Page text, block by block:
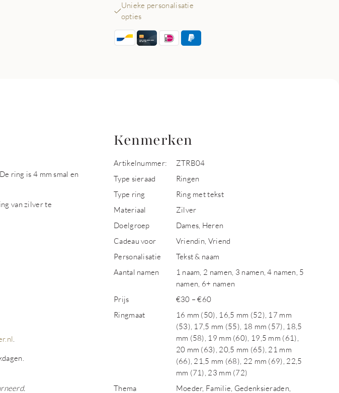
Unieke personalisatie
opties
ring is 4 mm smal en
van zilver te
Kenmerken
Artikelnummer:
ZTRB04
Type sieraad
Ringen
Type ring
Ring met tekst
Materiaal
Zilver
Doelgroep
Dames, Heren
Cadeau voor
Vriendin, Vriend
Personalisatie
Tekst & naam
Aantal namen
1 naam, 2 namen, 3 namen, 4 namen, 5
namen, 6+ namen
Prijs
€30 – €60
Ringmaat
16 mm (50), 16,5 mm (52), 17 mm
(53), 17,5 mm (55), 18 mm (57), 18,5
mm (58), 19 mm (60), 19,5 mm (61),
20 mm (63), 20,5 mm (65), 21 mm
(66), 21,5 mm (68), 22 mm (69), 22,5
mm (71), 23 mm (72)
Thema
Moeder, Familie, Gedenksieraden,